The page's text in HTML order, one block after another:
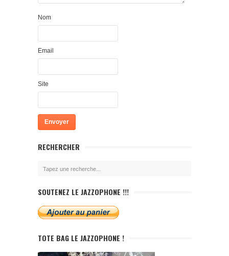
Nom
Email
Site
RECHERCHER
SOUTENEZ LE JAZZOPHONE !!!
TOTE BAG LE JAZZOPHONE !